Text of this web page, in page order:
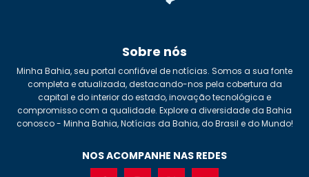
Sobre nós
Minha Bahia, seu portal confiável de notícias. Somos a sua fonte
completa e atualizada, destacando-nos pela cobertura da
capital e do interior do estado, inovação tecnológica e
compromisso com a qualidade. Explore a diversidade da Bahia
conosco - Minha Bahia, Notícias da Bahia, do Brasil e do Mundo!
NOS ACOMPANHE NAS REDES